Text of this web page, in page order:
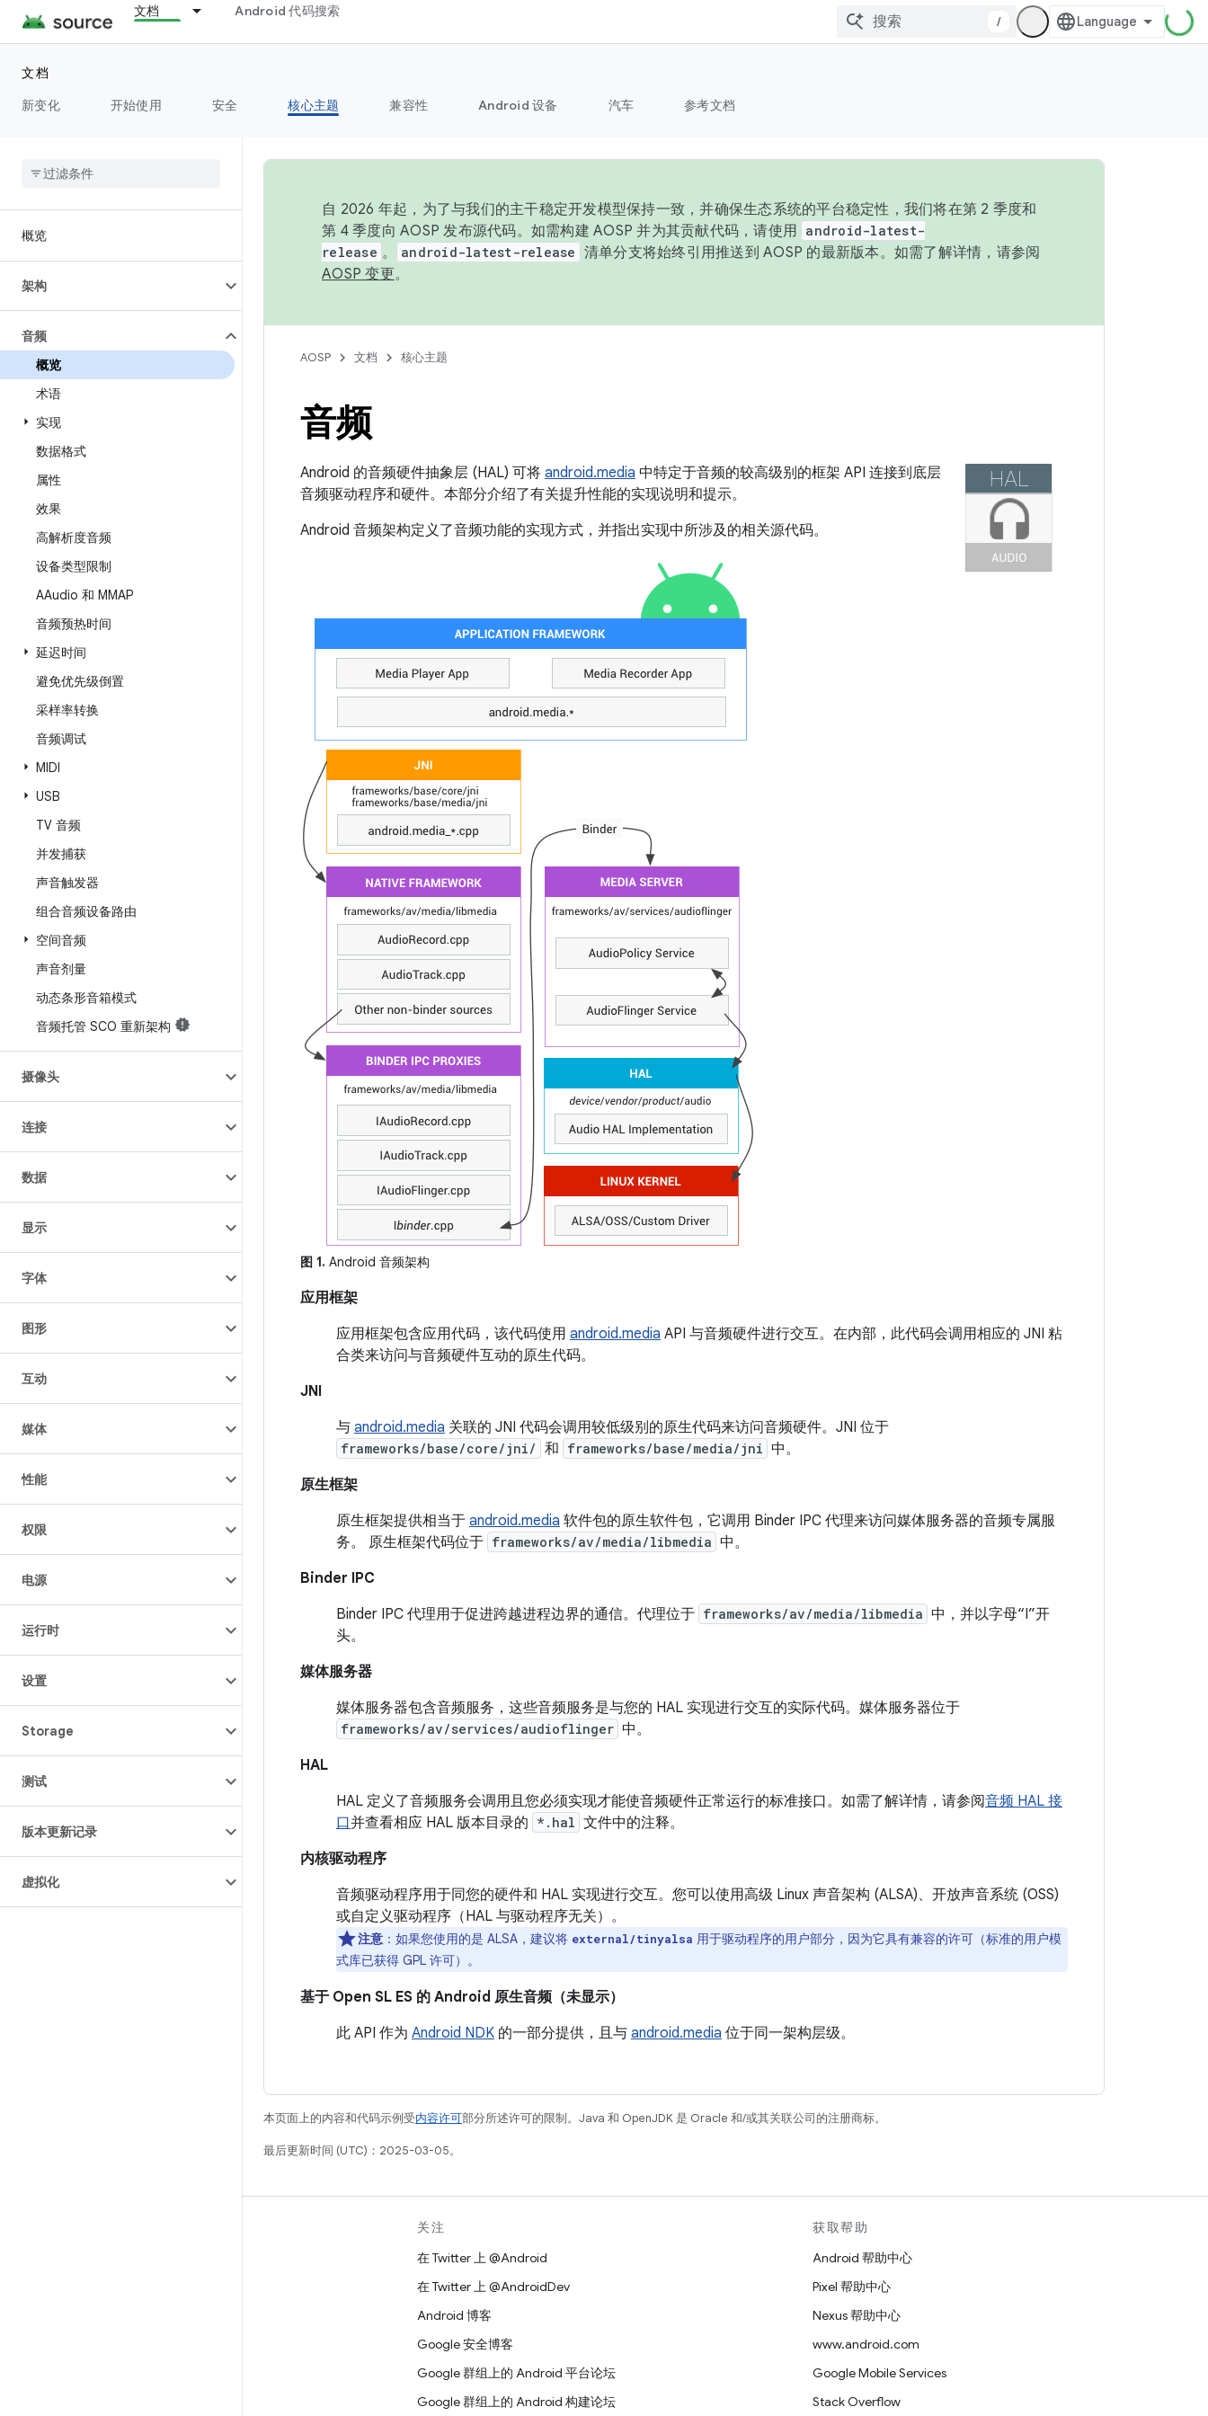
文档 Android 代码搜索
/
文档
新变化
开始使用 安全 核心主题 兼容性 Android 设备 汽车 参考文档
概览
架构
音频
概览
术语
实现
数据格式
属性
效果
高解析度音频
设备类型限制
AAudio 和 MMAP
音频预热时间
延迟时间
避免优先级倒置
采样率转换
音频调试
MIDI
USB
TV 音频
并发捕获
声音触发器
组合音频设备路由
空间音频
声音剂量
动态条形音箱模式
音频托管 SCO 重新架构
摄像头
连接
数据
显示
字体
图形
互动
媒体
性能
权限
电源
运行时
设置
Storage
测试
版本更新记录
虚拟化
自 2026 年起，为了与我们的主干稳定开发模型保持一致，并确保生态系统的平台稳定性，我们将在第 2 季度和
第 4 季度向 AOSP 发布源代码。如需构建 AOSP 并为其贡献代码，请使用 android-latest-
release 。 android-latest-release 清单分支将始终引用推送到 AOSP 的最新版本。如需了解详情，请参阅
AOSP 变更。
AOSP 文档 核心主题
音频
Android 的音频硬件抽象层 (HAL) 可将 android.media 中特定于音频的较高级别的框架 API 连接到底层
音频驱动程序和硬件。本部分介绍了有关提升性能的实现说明和提示。
Android 音频架构定义了音频功能的实现方式，并指出实现中所涉及的相关源代码。
图 1. Android 音频架构
应用框架
应用框架包含应用代码，该代码使用 android.media API 与音频硬件进行交互。在内部，此代码会调用相应的 JNI 粘
合类来访问与音频硬件互动的原生代码。
JNI
与 android.media 关联的 JNI 代码会调用较低级别的原生代码来访问音频硬件。JNI 位于
frameworks/base/core/jni/ 和 frameworks/base/media/jni 中。
原生框架
原生框架提供相当于 android.media 软件包的原生软件包，它调用 Binder IPC 代理来访问媒体服务器的音频专属服
务。 原生框架代码位于 frameworks/av/media/libmedia 中。
Binder IPC
Binder IPC 代理用于促进跨越进程边界的通信。代理位于 frameworks/av/media/libmedia 中，并以字母“I”开
头。
媒体服务器
媒体服务器包含音频服务，这些音频服务是与您的 HAL 实现进行交互的实际代码。媒体服务器位于
frameworks/av/services/audioflinger 中。
HAL
HAL 定义了音频服务会调用且您必须实现才能使音频硬件正常运行的标准接口。如需了解详情，请参阅音频 HAL 接
口并查看相应 HAL 版本目录的 *.hal 文件中的注释。
内核驱动程序
音频驱动程序用于同您的硬件和 HAL 实现进行交互。您可以使用高级 Linux 声音架构 (ALSA)、开放声音系统 (OSS)
或自定义驱动程序（HAL 与驱动程序无关）。
注意 ：如果您使用的是 ALSA，建议将 external/tinyalsa 用于驱动程序的用户部分，因为它具有兼容的许可（标准的用户模
式库已获得 GPL 许可）。
基于 Open SL ES 的 Android 原生音频（未显示）
此 API 作为 Android NDK 的一部分提供，且与 android.media 位于同一架构层级。
本页面上的内容和代码示例受内容许可部分所述许可的限制。Java 和 OpenJDK 是 Oracle 和/或其关联公司的注册商标。
最后更新时间 (UTC)：2025-03-05。
关注
在 Twitter 上 @Android
在 Twitter 上 @AndroidDev
Android 博客
Google 安全博客
Google 群组上的 Android 平台论坛
Google 群组上的 Android 构建论坛
获取帮助
Android 帮助中心
Pixel 帮助中心
Nexus 帮助中心
www.android.com
Google Mobile Services
Stack Overflow